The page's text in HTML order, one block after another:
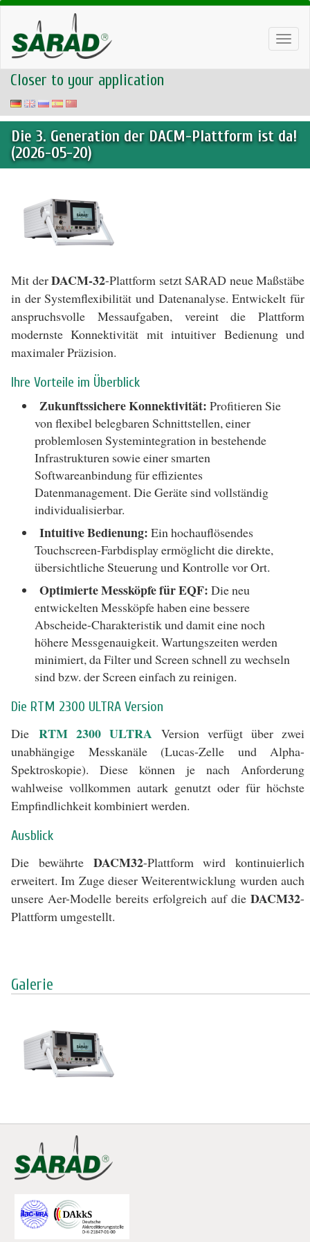
Closer to your application
Die 3. Generation der DACM-Plattform ist da!
(2026-05-20)
Mit derDACM-32-Plattform setzt SARAD neue Maßstäbe
in der Systemflexibilität und Datenanalyse. Entwickelt für
anspruchsvolle Messaufgaben, vereint die Plattform
modernste Konnektivität mit intuitiver Bedienung und
maximaler Präzision.
Ihre Vorteile im Überblick
Zukunftssichere Konnektivität: Profitieren Sie
von flexibel belegbaren Schnittstellen, einer
problemlosen Systemintegration in bestehende
Infrastrukturen sowie einer smarten
Softwareanbindung für effizientes
Datenmanagement. Die Geräte sind vollständig
individualisierbar.
Intuitive Bedienung: Ein hochauflösendes
Touchscreen-Farbdisplay ermöglicht die direkte,
übersichtliche Steuerung und Kontrolle vor Ort.
Optimierte Messköpfe für EQF: Die neu
entwickelten Messköpfe haben eine bessere
Abscheide-Charakteristik und damit eine noch
höhere Messgenauigkeit. Wartungszeiten werden
minimiert, da Filter und Screen schnell zu wechseln
sind bzw. der Screen einfach zu reinigen.
Die RTM 2300 ULTRA Version
Die RTM 2300 ULTRA Version verfügt über zwei
unabhängige Messkanäle (Lucas-Zelle und Alpha-
Spektroskopie). Diese können je nach Anforderung
wahlweise vollkommen autark genutzt oder für höchste
Empfindlichkeit kombiniert werden.
Ausblick
Die bewährte DACM32-Plattform wird kontinuierlich
erweitert. Im Zuge dieser Weiterentwicklung wurden auch
unsere Aer-Modelle bereits erfolgreich auf die DACM32-
Plattform umgestellt.
Galerie